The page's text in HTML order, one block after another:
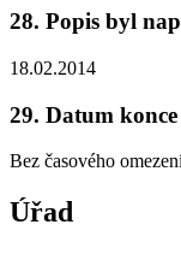
28. Popis byl
18.02.2014
29. Datum
Bez časového
Úřad